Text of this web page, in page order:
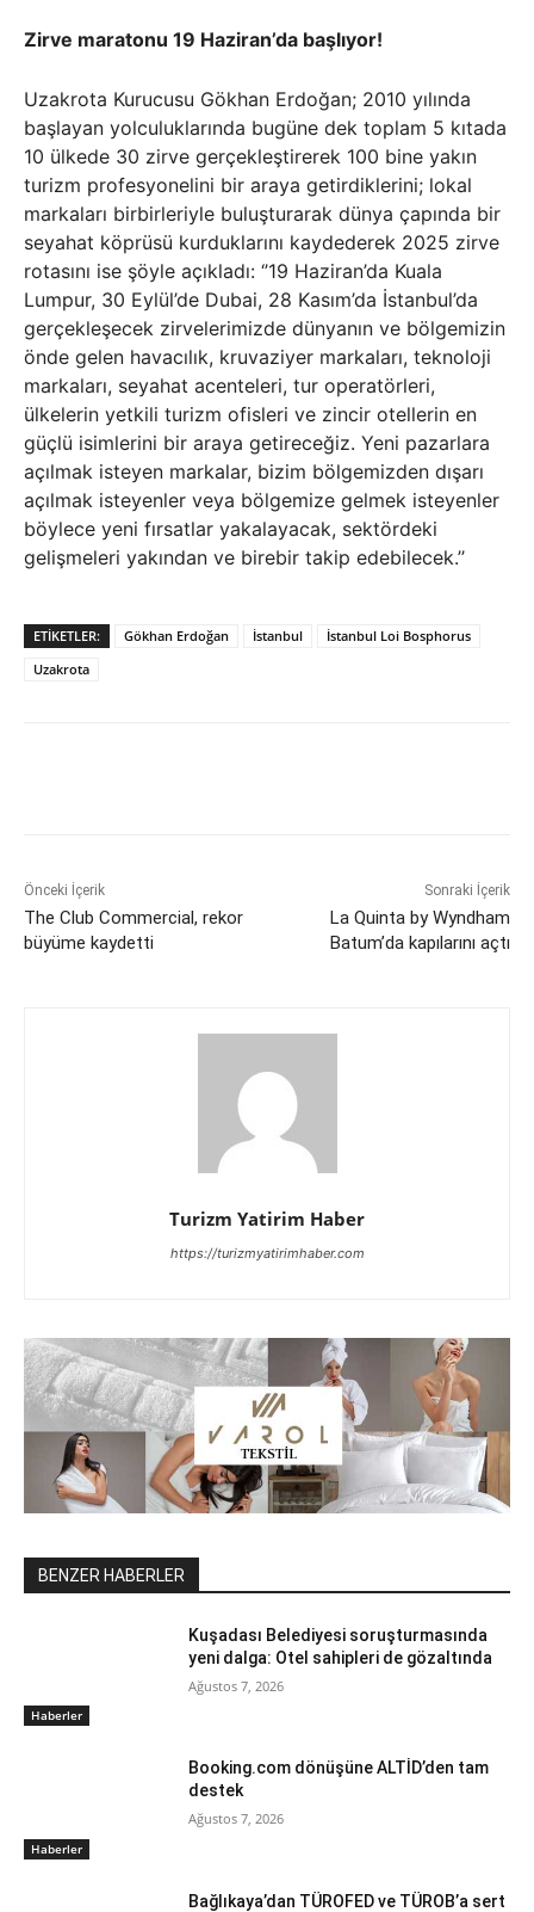
Zirve maratonu 19 Haziran’da başlıyor!
Uzakrota Kurucusu Gökhan Erdoğan; 2010 yılında
başlayan yolculuklarında bugüne dek toplam 5 kıtada
10 ülkede 30 zirve gerçekleştirerek 100 bine yakın
turizm profesyonelini bir araya getirdiklerini; lokal
markaları birbirleriyle buluşturarak dünya çapında bir
seyahat köprüsü kurduklarını kaydederek 2025 zirve
rotasını ise şöyle açıkladı: ‘’19 Haziran’da Kuala
Lumpur, 30 Eylül’de Dubai, 28 Kasım’da İstanbul’da
gerçekleşecek zirvelerimizde dünyanın ve bölgemizin
önde gelen havacılık, kruvaziyer markaları, teknoloji
markaları, seyahat acenteleri, tur operatörleri,
ülkelerin yetkili turizm ofisleri ve zincir otellerin en
güçlü isimlerini bir araya getireceğiz. Yeni pazarlara
açılmak isteyen markalar, bizim bölgemizden dışarı
açılmak isteyenler veya bölgemize gelmek isteyenler
böylece yeni fırsatlar yakalayacak, sektördeki
gelişmeleri yakından ve birebir takip edebilecek.’’
ETIKETLER: Gökhan Erdoğan İstanbul
İstanbul Loi Bosphorus
Uzakrota
Önceki İçerik
The Club Commercial, rekor
büyüme kaydetti
Sonraki İçerik
La Quinta by Wyndham
Batum’da kapılarını açtı
Turizm Yatirim Haber
https://turizmyatirimhaber.com
BENZER HABERLER
Haberler
Kuşadası Belediyesi soruşturmasında
yeni dalga: Otel sahipleri de gözaltında
Ağustos 7, 2026
Haberler
Booking.com dönüşüne ALTİD’den tam
destek
Ağustos 7, 2026
Bağlıkaya’dan TÜROFED ve TÜROB’a sert